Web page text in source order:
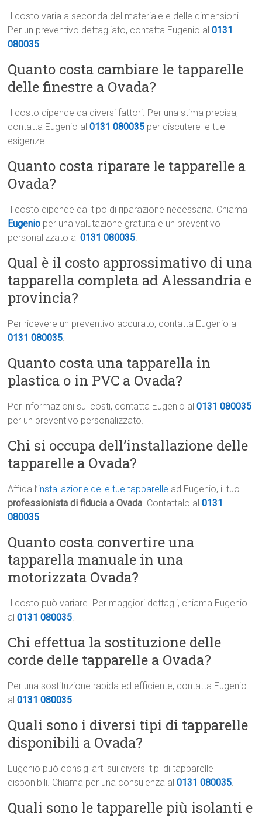
Il costo varia a seconda del materiale e delle dimensioni.
Per un preventivo dettagliato, contatta Eugenio al0131
080035.
Quanto costa cambiare le tapparelle
delle finestre a Ovada?
Il costo dipende da diversi fattori. Per una stima precisa,
contatta Eugenio al0131 080035 per discutere le tue
esigenze.
Quanto costa riparare le tapparelle a
Ovada?
Il costo dipende dal tipo di riparazione necessaria. Chiama
Eugenio per una valutazione gratuita e un preventivo
personalizzato al0131 080035.
Qual è il costo approssimativo di una
tapparella completa ad Alessandria e
provincia?
Per ricevere un preventivo accurato, contatta Eugenio al
0131 080035.
Quanto costa una tapparella in
plastica o in PVC a Ovada?
Per informazioni sui costi, contatta Eugenio al0131 080035
per un preventivo personalizzato.
Chi si occupa dell’installazione delle
tapparelle a Ovada?
Affida l’installazione delle tue tapparelle ad Eugenio, il tuo
professionista di fiducia a Ovada. Contattalo al0131
080035.
Quanto costa convertire una
tapparella manuale in una
motorizzata Ovada?
Il costo può variare. Per maggiori dettagli, chiama Eugenio
al0131 080035.
Chi effettua la sostituzione delle
corde delle tapparelle a Ovada?
Per una sostituzione rapida ed efficiente, contatta Eugenio
al0131 080035.
Quali sono i diversi tipi di tapparelle
disponibili a Ovada?
Eugenio può consigliarti sui diversi tipi di tapparelle
disponibili. Chiama per una consulenza al0131 080035.
Quali sono le tapparelle più isolanti e